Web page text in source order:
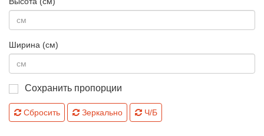
Ширина (см)
Сохранить пропорции
Сбросить Зеркально Ч/Б